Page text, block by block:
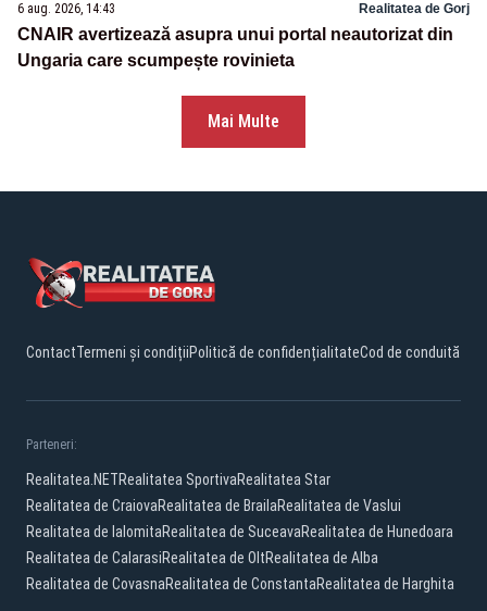
6 aug. 2026, 14:43 Realitatea de Gorj
CNAIR avertizează asupra unui portal neautorizat din
Ungaria care scumpește rovinieta
Mai Multe
ContactTermeni și condițiiPolitică de confidențialitateCod de conduită
Parteneri:
Realitatea.NETRealitatea SportivaRealitatea Star
Realitatea de CraiovaRealitatea de BrailaRealitatea de Vaslui
Realitatea de IalomitaRealitatea de SuceavaRealitatea de Hunedoara
Realitatea de CalarasiRealitatea de OltRealitatea de Alba
Realitatea de CovasnaRealitatea de ConstantaRealitatea de Harghita